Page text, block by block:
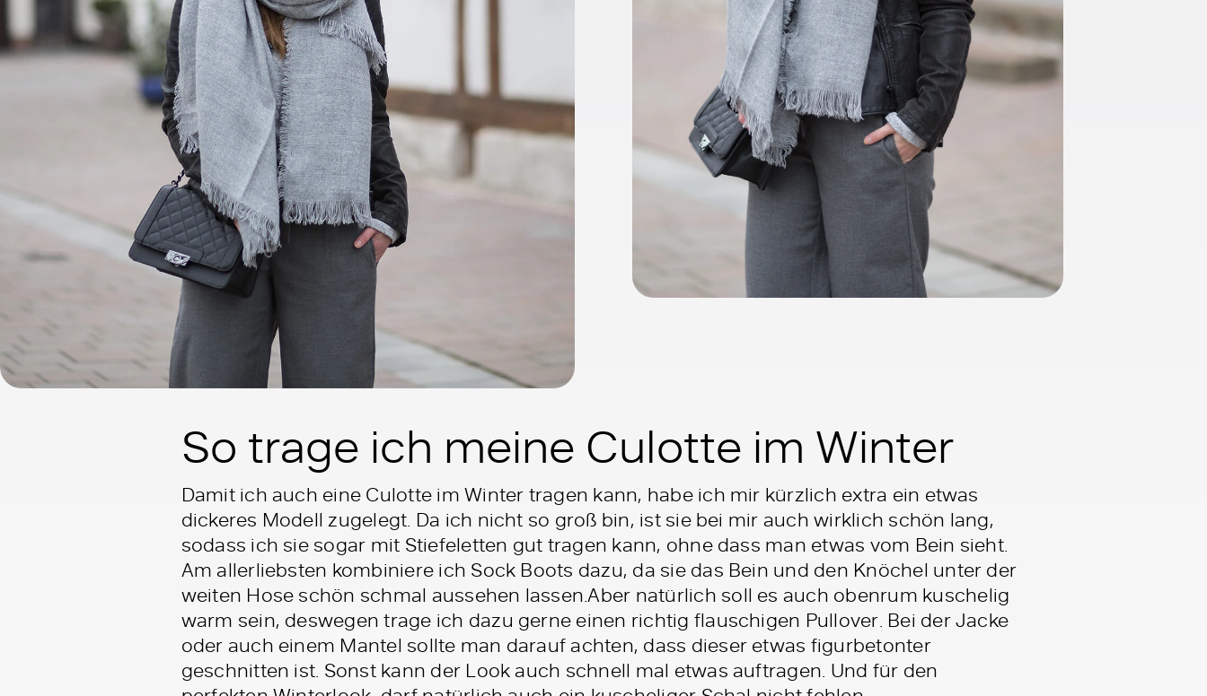
So trage ich meine Culotte im Winter
Damit ich auch eine Culotte im Winter tragen kann, habe ich mir kürzlich extra ein etwas
dickeres Modell zugelegt. Da ich nicht so groß bin, ist sie bei mir auch wirklich schön lang,
sodass ich sie sogar mit Stiefeletten gut tragen kann, ohne dass man etwas vom Bein sieht.
Am allerliebsten kombiniere ich Sock Boots dazu, da sie das Bein und den Knöchel unter der
weiten Hose schön schmal aussehen lassen.Aber natürlich soll es auch obenrum kuschelig
warm sein, deswegen trage ich dazu gerne einen richtig flauschigen Pullover. Bei der Jacke
oder auch einem Mantel sollte man darauf achten, dass dieser etwas figurbetonter
geschnitten ist. Sonst kann der Look auch schnell mal etwas auftragen. Und für den